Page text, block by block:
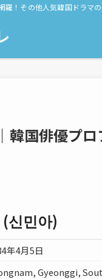
！その他人気韓国ドラマの
韓国俳優プ
신민아)
年4月5日
Gyeonggi,